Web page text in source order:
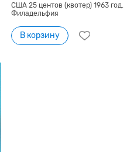
США 25 центов (квотер) 1963 год.
Филадельфия
В корзину